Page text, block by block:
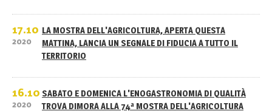
17.10
2020
LA MOSTRA DELL'AGRICOLTURA, APERTA QUESTA
MATTINA, LANCIA UN SEGNALE DI FIDUCIA A TUTTO IL
TERRITORIO
16.10
2020
SABATO E DOMENICA L'ENOGASTRONOMIA DI QUALITÀ
TROVA DIMORA ALLA 74ª MOSTRA DELL'AGRICOLTURA